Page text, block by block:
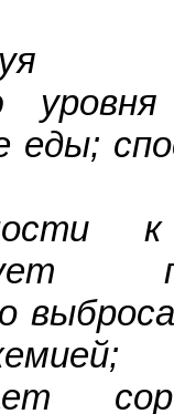
еды;